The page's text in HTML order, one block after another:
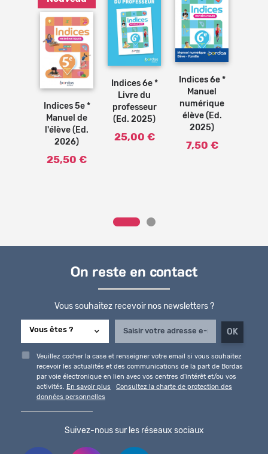
Bénéficiez de tarifs préférentiels
Téléchargez des ressources gratuites
Recevez des informations sur nos nouveautés
Ajouter
au
Indices 5e *
Manuel de
l'élève (Ed.
2026)
25,50 €
Ajouter
au
Indices 6e *
Livre du
professeur
(Ed. 2025)
25,00 €
Indices 6e *
Manuel
numérique
élève (Ed.
2025)
7,50 €
On reste en contact
Vous souhaitez recevoir nos newsletters ?
Veuillez cocher la case et renseigner votre email si vous souhaitez
recevoir les actualités et des communications de la part de Bordas
par voie électronique en lien avec vos centres d'intérêt et/ou vos
activités.
En savoir plus
Consultez la charte de protection des
données personnelles
Suivez-nous sur les réseaux sociaux